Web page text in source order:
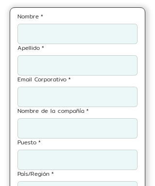
Nombre *
Apellido *
Email Corporativo *
Nombre de la compañía *
Puesto *
País/Región *